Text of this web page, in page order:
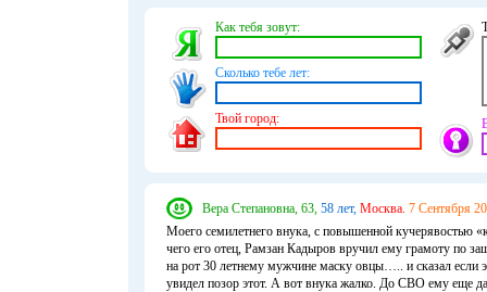
Как тебя зовут:
Сколько тебе лет:
Твой город:
Вера Степановна, 63, 58 лет, Москва. 7 Сентября
Моего семилетнего внука, с повышенной кучерявостью
чего его отец, Рамзан Кадыров вручил ему грамоту по
на рот 30 летнему мужчине маску овцы….. и сказал
увидел позор этот. А вот внука жалко. До СВО ему еще